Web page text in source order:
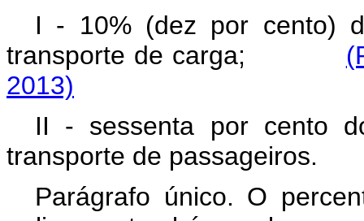
I - 10% (dez por cento)
transporte de carga;
2013)
II - sessenta por cento
transporte de passageiros.
Parágrafo único. O